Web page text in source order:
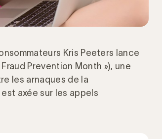
Kris Peeters lance
Prevention Month »), une
les arnaques de la
axée sur les appels